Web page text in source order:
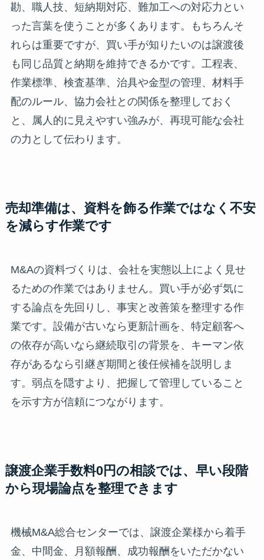
勘、職人技、短納期対応、難加工への対応力とい
った言葉を使うことが多くあります。もちろんそ
れらは重要ですが、買い手が知りたいのは譲渡後
も同じ品質と納期を維持できるかです。工程表、
作業標準、検査基準、治具や金型の管理、材料手
配のルール、協力会社との関係を整理しておく
と、属人的に見えやすい強みが、再現可能な会社
の力として伝わります。
売却準備は、資料を飾る作業ではなく不安
を減らす作業です
M&Aの資料づくりは、会社を実態以上によく見せ
るための作業ではありません。買い手が必ず気に
する論点を先回りし、事実と改善策を整理する作
業です。設備が古いなら更新計画を、特定顧客へ
の依存が高いなら継続取引の背景を、キーマン依
存があるなら引継ぎ期間と後任候補を説明しま
す。弱点を隠すより、把握して管理していること
を示す方が信頼につながります。
譲渡企業手数料0円の相談では、早い段階
から現場論点を整理できます
機械M&A総合センターでは、譲渡企業様から着手
金、中間金、月額報酬、成功報酬をいただかない